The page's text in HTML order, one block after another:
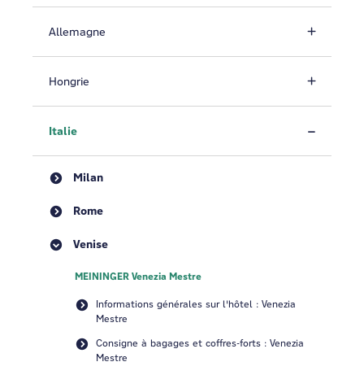
Allemagne
Hongrie
Italie
Milan
Rome
Venise
MEININGER Venezia Mestre
Informations générales sur l'hôtel : Venezia
Mestre
Consigne à bagages et coffres-forts : Venezia
Mestre